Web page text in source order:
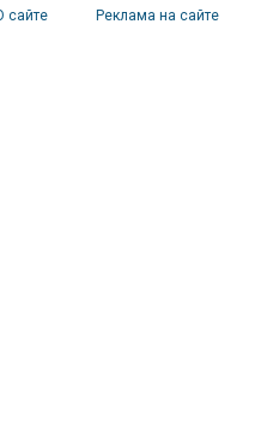
сайте Реклама на сайте